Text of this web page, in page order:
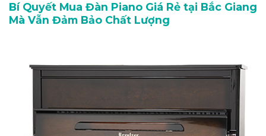
Bí Quyết Mua Đàn Piano Giá Rẻ tại Bắc Giang
Mà Vẫn Đảm Bảo Chất Lượng